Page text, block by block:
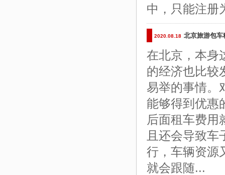
中，只能注册
2020.08.18 北京旅游包
在北京，本身
的经济也比较
易举的事情。
能够得到优惠
后面租车费用
且还会导致
行，车辆资源
就会跟随...